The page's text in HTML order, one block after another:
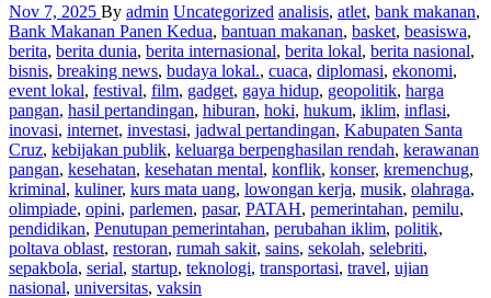
Nov 7, 2025 By admin Uncategorized analisis, atlet, bank makanan,
Bank Makanan Panen Kedua, bantuan makanan, basket, beasiswa,
berita, berita dunia, berita internasional, berita lokal, berita nasional,
bisnis, breaking news, budaya lokal., cuaca, diplomasi, ekonomi,
event lokal, festival, film, gadget, gaya hidup, geopolitik, harga
pangan, hasil pertandingan, hiburan, hoki, hukum, iklim, inflasi,
inovasi, internet, investasi, jadwal pertandingan, Kabupaten Santa
Cruz, kebijakan publik, keluarga berpenghasilan rendah, kerawanan
pangan, kesehatan, kesehatan mental, konflik, konser, kremenchug,
kriminal, kuliner, kurs mata uang, lowongan kerja, musik, olahraga,
olimpiade, opini, parlemen, pasar, PATAH, pemerintahan, pemilu,
pendidikan, Penutupan pemerintahan, perubahan iklim, politik,
poltava oblast, restoran, rumah sakit, sains, sekolah, selebriti,
sepakbola, serial, startup, teknologi, transportasi, travel, ujian
nasional, universitas, vaksin